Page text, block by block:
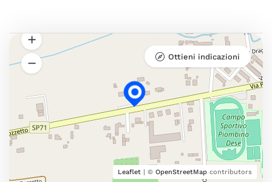
Leaflet | © OpenStreetMap contributors
Ottieni indicazioni